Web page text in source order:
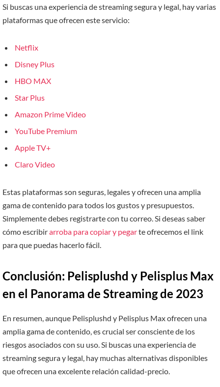
Si buscas una experiencia de streaming segura y legal, hay varias
plataformas que ofrecen este servicio:
Netflix
Disney Plus
HBO MAX
Star Plus
Amazon Prime Video
YouTube Premium
Apple TV+
Claro Video
Estas plataformas son seguras, legales y ofrecen una amplia
gama de contenido para todos los gustos y presupuestos.
Simplemente debes registrarte con tu correo. Si deseas saber
cómo escribirarroba para copiar y pegarte ofrecemos el link
para que puedas hacerlo fácil.
Conclusión: Pelisplushd y Pelisplus Max
en el Panorama de Streaming de 2023
En resumen, aunque Pelisplushd y Pelisplus Max ofrecen una
amplia gama de contenido, es crucial ser consciente de los
riesgos asociados con su uso. Si buscas una experiencia de
streaming segura y legal, hay muchas alternativas disponibles
que ofrecen una excelente relación calidad-precio.